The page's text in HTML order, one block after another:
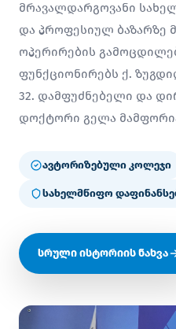
მრავალდარგოვანი
და პროფესიულ ბაზარზე
ოპერირების
ფუნქციონირებს ქ.
32. დამფუძნებელი და
დოქტორი გელა
ავტორიზებული კოლეჯი
სახელმწიფო
სრული ისტორიის ნახვა